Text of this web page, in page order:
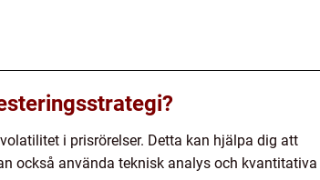
i prisrörelser. Detta kan hjälpa dig att
också använda teknisk analys och kvantitativa